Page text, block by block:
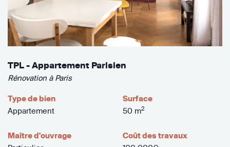
TPL - Appartement Parisien
Rénovation à Paris
Type de bien
Appartement
Surface
50 m2
Maître d'ouvrage
Coût des travaux